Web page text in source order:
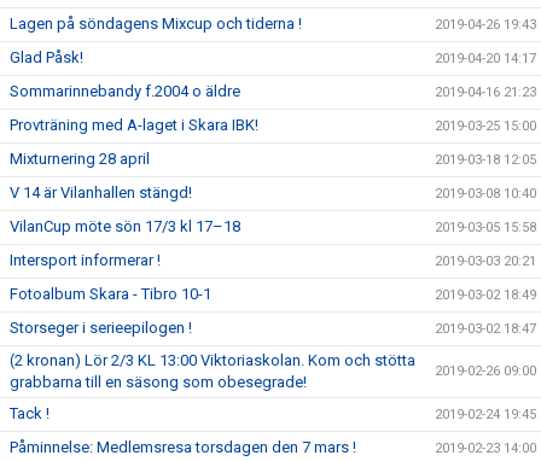
Lagen på söndagens Mixcup och tiderna ! 2019-04-26 19:43
Glad Påsk! 2019-04-20 14:17
Sommarinnebandy f.2004 o äldre 2019-04-16 21:23
Provträning med A-laget i Skara IBK! 2019-03-25 15:00
Mixturnering 28 april 2019-03-18 12:05
V 14 är Vilanhallen stängd! 2019-03-08 10:40
VilanCup möte sön 17/3 kl 17–18 2019-03-05 15:58
Intersport informerar ! 2019-03-03 20:21
Fotoalbum Skara - Tibro 10-1 2019-03-02 18:49
Storseger i serieepilogen ! 2019-03-02 18:47
(2 kronan) Lör 2/3 KL 13:00 Viktoriaskolan. Kom och stötta
grabbarna till en säsong som obesegrade!
2019-02-26 09:00
Tack ! 2019-02-24 19:45
Påminnelse: Medlemsresa torsdagen den 7 mars ! 2019-02-23 14:00